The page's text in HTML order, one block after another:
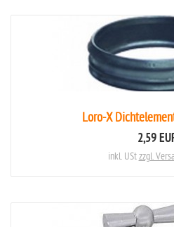
Loro-X
2,59
inkl. UStzzgl.